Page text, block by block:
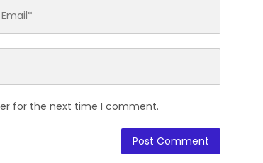
for the next time I comment.